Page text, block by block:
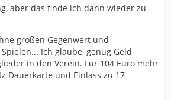
aber das finde ich dann wieder zu
großen Gegenwert und
Ich glaube, genug Geld
in den Verein. Für 104 Euro mehr
Dauerkarte und Einlass zu 17